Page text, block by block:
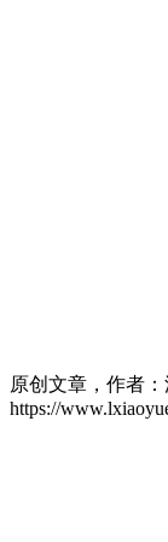
原创文章，作者
https://